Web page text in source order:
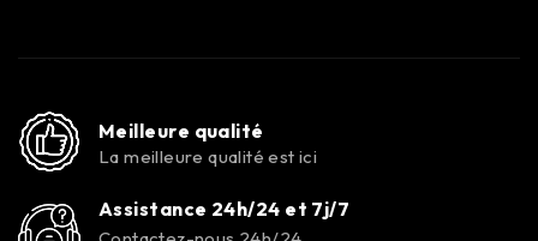
Meilleure qualité
La meilleure qualité est ici
Assistance 24h/24 et 7j/7